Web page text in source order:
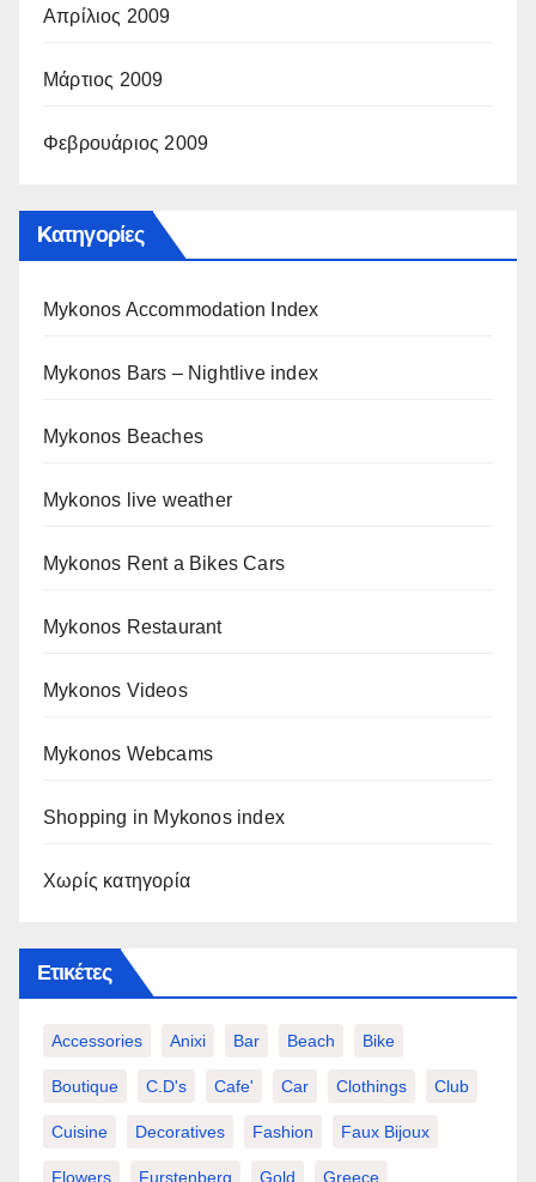
Απρίλιος 2009
Μάρτιος 2009
Φεβρουάριος 2009
Kατηγορίες
Mykonos Accommodation Index
Mykonos Bars – Nightlive index
Mykonos Beaches
Mykonos live weather
Mykonos Rent a Bikes Cars
Mykonos Restaurant
Mykonos Videos
Mykonos Webcams
Shopping in Mykonos index
Χωρίς κατηγορία
Ετικέτες
Accessories Anixi Bar Beach Bike
Boutique C.d's Cafe' Car Clothings Club
Cuisine Decoratives Fashion Faux Bijoux
Flowers Furstenberg Gold Greece